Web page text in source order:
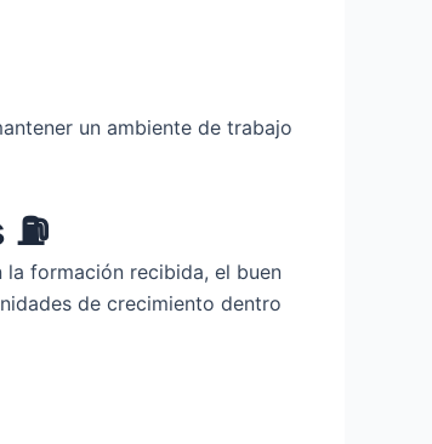
un ambiente de trabajo
la formación recibida, el buen
de crecimiento dentro